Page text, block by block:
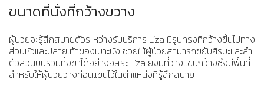
ขนาดที่นั่งที่กว้างขวาง
ผู้ป่วยจะรู้สึกสบายตัวระหว่างรับบริการ L’za มีรูปทรงที่กว้างขึ้นไปทาง
ส่วนหัวและปลายเท้าของเบาะนั่ง ช่วยให้ผู้ป่วยสามารถขยับศีรษะและลำ
ตัวส่วนบนรวมทั้งขาได้อย่างอิสระ L’za ยังมีที่วางแขนกว้างซึ่งมีพื้นที่
สำหรับให้ผู้ป่วยวางท่อนแขนไว้ในตำแหน่งที่รู้สึกสบาย